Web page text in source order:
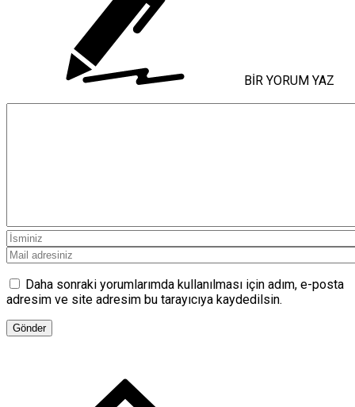
BİR YORUM YAZ
Daha sonraki yorumlarımda kullanılması için adım, e-posta
adresim ve site adresim bu tarayıcıya kaydedilsin.